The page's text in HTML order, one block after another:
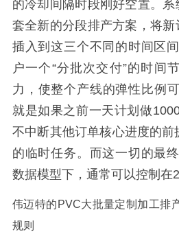
的冷却间隔时段刚好空置。
套全新的分段排产方案，将新
插入到这三个不同的时间区
户一个“分批次交付”的时间
力，使整个产线的弹性比例
就是如果之前一天计划做
不中断其他订单核心进度的
的临时任务。而这一切的最
数据模型下，通常可以控制在2
伟迈特的PVC大批量定制加工排
规则